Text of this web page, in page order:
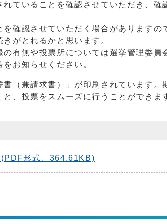
ていることを確認させていただき、確
を確認させていただく場合があります
がとれるかと思います。
有無や投票所については選挙管理委員
お知らせください。
（兼請求書）」が印刷されています。
、投票をスムーズに行うことができま
(PDF形式、364.61KB)